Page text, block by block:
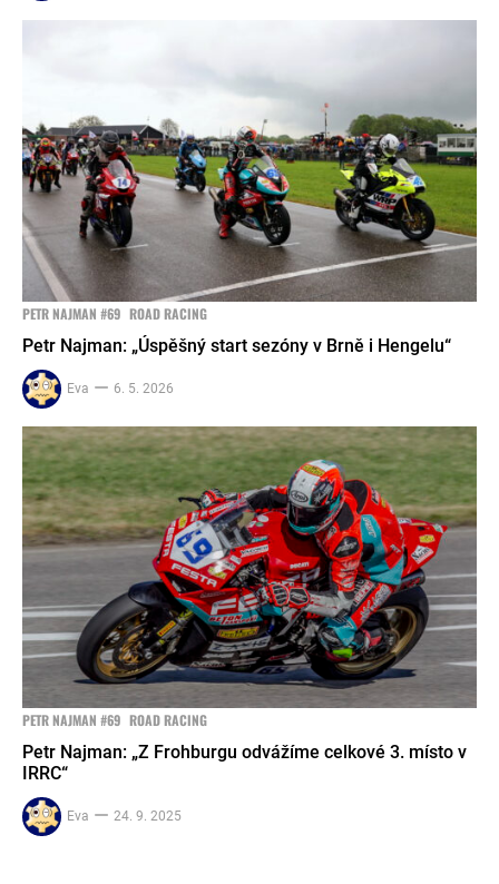
PETR NAJMAN #69 ROAD RACING
Petr Najman: „Úspěšný start sezóny v Brně i Hengelu“
Eva 6. 5. 2026
PETR NAJMAN #69 ROAD RACING
Petr Najman: „Z Frohburgu odvážíme celkové 3. místo v
IRRC“
Eva 24. 9. 2025